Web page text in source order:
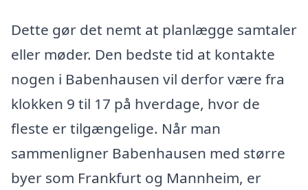
Dette gør det nemt at planlægge samtaler
eller møder. Den bedste tid at kontakte
nogen i Babenhausen vil derfor være fra
klokken 9 til 17 på hverdage, hvor de
fleste er tilgængelige. Når man
sammenligner Babenhausen med større
byer som Frankfurt og Mannheim, er